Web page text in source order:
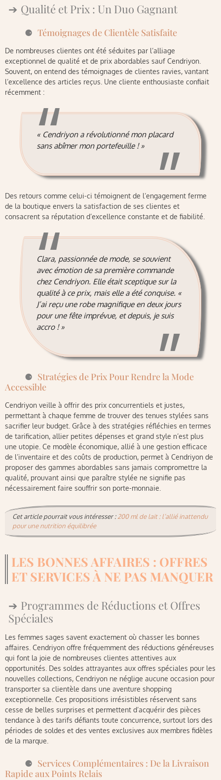
Qualité et Prix : Un Duo Gagnant
Témoignages de Clientèle Satisfaite
De nombreuses clientes ont été séduites par l’alliage
exceptionnel de qualité et de prix abordables sauf Cendriyon.
Souvent, on entend des témoignages de clientes ravies, vantant
l’excellence des articles reçus. Une cliente enthousiaste confiait
récemment :
« Cendriyon a révolutionné mon placard
sans abîmer mon portefeuille ! »
Des retours comme celui-ci témoignent de l’engagement ferme
de la boutique envers la satisfaction de ses clientes et
consacrent sa réputation d’excellence constante et de fiabilité.
Clara, passionnée de mode, se souvient
avec émotion de sa première commande
chez Cendriyon. Elle était sceptique sur la
qualité à ce prix, mais elle a été conquise. «
J’ai reçu une robe magnifique en deux jours
pour une fête imprévue, et depuis, je suis
accro ! »
Stratégies de Prix Pour Rendre la Mode
Accessible
Cendriyon veille à offrir des prix concurrentiels et justes,
permettant à chaque femme de trouver des tenues stylées sans
sacrifier leur budget. Grâce à des stratégies réfléchies en termes
de tarification, allier petites dépenses et grand style n’est plus
une utopie. Ce modèle économique, allié à une gestion efficace
de l’inventaire et des coûts de production, permet à Cendriyon de
proposer des gammes abordables sans jamais compromettre la
qualité, prouvant ainsi que paraître stylée ne signifie pas
nécessairement faire souffrir son porte-monnaie.
Cet article pourrait vous intéresser :200 ml de lait : l’allié inattendu
pour une nutrition équilibrée
LES BONNES AFFAIRES : OFFRES
ET SERVICES À NE PAS MANQUER
Programmes de Réductions et Offres
Spéciales
Les femmes sages savent exactement où chasser les bonnes
affaires. Cendriyon offre fréquemment des réductions généreuses
qui font la joie de nombreuses clientes attentives aux
opportunités. Des soldes attrayantes aux offres spéciales pour les
nouvelles collections, Cendriyon ne néglige aucune occasion pour
transporter sa clientèle dans une aventure shopping
exceptionnelle. Ces propositions irrésistibles réservent sans
cesse de belles surprises et permettent d’acquérir des pièces
tendance à des tarifs défiants toute concurrence, surtout lors des
périodes de soldes et des ventes exclusives aux membres fidèles
de la marque.
Services Complémentaires : De la Livraison
Rapide aux Points Relais